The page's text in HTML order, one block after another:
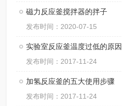
磁力反应釜搅拌器的拌子
发布时间：2020-07-15
实验室反应釜温度过低的原因
发布时间：2017-11-24
加氢反应釜的五大使用步骤
发布时间：2017-11-24